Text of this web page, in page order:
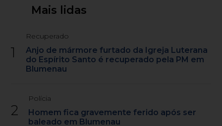
Mais lidas
1
Recuperado
Anjo de mármore furtado da Igreja Luterana
do Espírito Santo é recuperado pela PM em
Blumenau
2
Polícia
Homem fica gravemente ferido após ser
baleado em Blumenau